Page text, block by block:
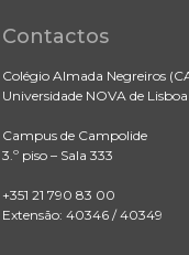
Contactos
Colégio Almada Negreiros
Universidade NOVA de Lisboa
Campus de Campolide
3.º piso – Sala 333
+351 21 790 83 00
Extensão: 40346 / 40349